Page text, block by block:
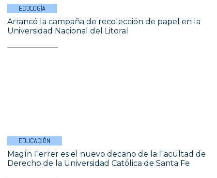
ECOLOGÍA
Arrancó la campaña de recolección de papel en la
Universidad Nacional del Litoral
EDUCACIÓN
Magín Ferrer es el nuevo decano de la Facultad de
Derecho de la Universidad Católica de Santa Fe